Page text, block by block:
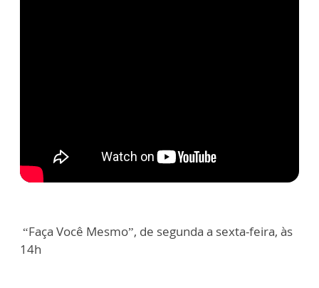
“Faça Você Mesmo”, de segunda a sexta-feira, às
14h